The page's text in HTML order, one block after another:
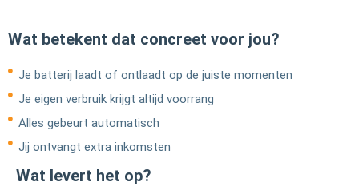
Wat betekent dat concreet voor jou?
Je batterij laadt of ontlaadt op de juiste momenten
Je eigen verbruik krijgt altijd voorrang
Alles gebeurt automatisch
Jij ontvangt extra inkomsten
Wat levert het op?